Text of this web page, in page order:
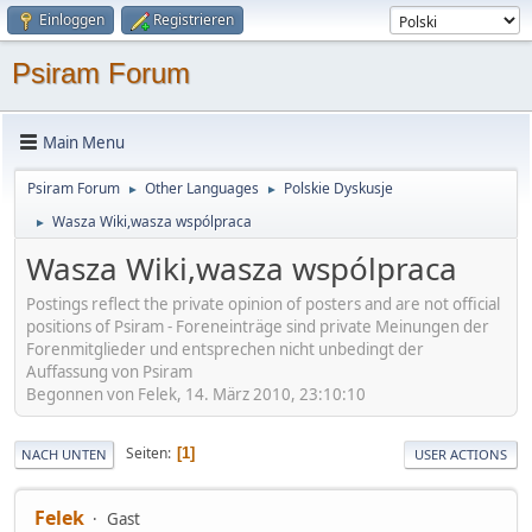
Einloggen Registrieren
Psiram Forum
Main Menu
Psiram Forum ► Other Languages ► Polskie Dyskusje
► Wasza Wiki,wasza wspólpraca
Wasza Wiki,wasza wspólpraca
Postings reflect the private opinion of posters and are not official
positions of Psiram - Foreneinträge sind private Meinungen der
Forenmitglieder und entsprechen nicht unbedingt der
Auffassung von Psiram
Begonnen von Felek, 14. März 2010, 23:10:10
NACH UNTEN Seiten 1 USER ACTIONS
Felek Gast